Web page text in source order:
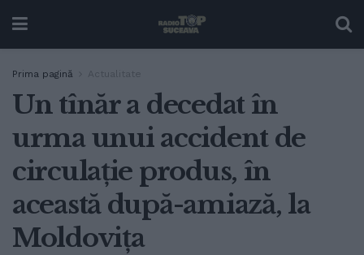
Prima pagină Actualitate
Un tînăr a decedat în
urma unui accident de
circulație produs, în
această după-amiază, la
Moldovița